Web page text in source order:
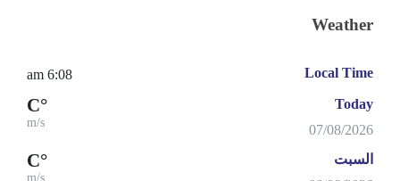
Weather
Local Time
6:08 am
Today
07/08/2026
°C
m/s
السبت
°C
m/s